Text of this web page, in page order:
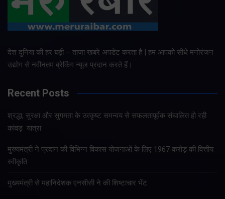
देश दुनिया की हर बड़ी – ताजा खबरे अपडेट करता है | हम आपको सीधे मनोरंजन
उद्योग से नवीनतम ब्रेकिंग न्यूज प्रदान करते हैं।
Recent Posts
श्रद्धा, सुरक्षा और सुगमता के उत्कृष्ट समन्वय से सफलतापूर्वक संचालित हो रही
कांवड़ यात्रा
मुख्यमंत्री ने प्रदान की विभिन्न विकास योजनाओं के लिए 1967 करोड़ की वित्तीय
स्वीकृति
मुख्यमंत्री से महानिदेशक एनसीसी ने की शिष्टाचार भेंट